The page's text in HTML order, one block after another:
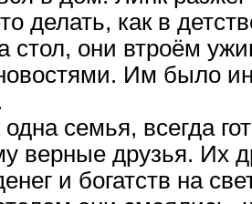
делать, как в
стол, они втроём
Им было
семья, всегда
верные друзья. Их
и богатств на